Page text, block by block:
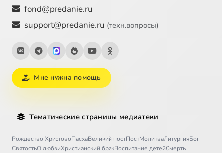
fond@predanie.ru
support@predanie.ru (техн.вопросы)
Мне нужна помощь
Тематические страницы медиатеки
Рождество ХристовоПасхаВеликий постПостМолитваЛитургияБог
СвятостьО любвиХристианский бракВоспитание детейСмерть